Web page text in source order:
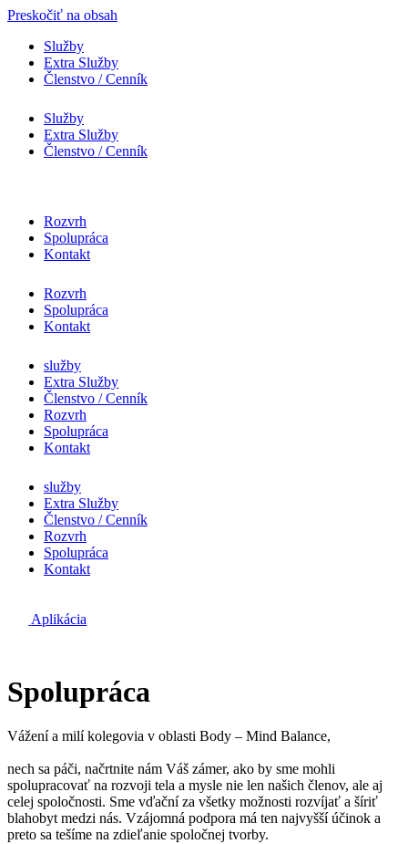
Preskočiť na obsah
Služby
Extra Služby
Členstvo / Cenník
Služby
Extra Služby
Členstvo / Cenník
Rozvrh
Spolupráca
Kontakt
Rozvrh
Spolupráca
Kontakt
služby
Extra Služby
Členstvo / Cenník
Rozvrh
Spolupráca
Kontakt
služby
Extra Služby
Členstvo / Cenník
Rozvrh
Spolupráca
Kontakt
Aplikácia
Spolupráca
Vážení a milí kolegovia v oblasti Body – Mind Balance,
nech sa páči, načrtnite nám Váš zámer, ako by sme mohli
spolupracovať na rozvoji tela a mysle nie len našich členov, ale aj
celej spoločnosti. Sme vďační za všetky možnosti rozvíjať a šíriť
blahobyt medzi nás. Vzájomná podpora má ten najvyšší účinok a
preto sa tešíme na zdieľanie spoločnej tvorby.